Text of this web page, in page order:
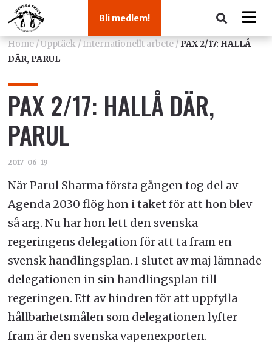
Bli medlem!
Home/Upptäck/Internationellt arbete/ PAX 2/17: HALLÅ
DÄR, PARUL
PAX 2/17: HALLÅ DÄR,
PARUL
2017-06-19
När Parul Sharma första gången tog del av
Agenda 2030 flög hon i taket för att hon blev
så arg. Nu har hon lett den svenska
regeringens delegation för att ta fram en
svensk handlingsplan. I slutet av maj lämnade
delegationen in sin handlingsplan till
regeringen. Ett av hindren för att uppfylla
hållbarhetsmålen som delegationen lyfter
fram är den svenska vapenexporten.